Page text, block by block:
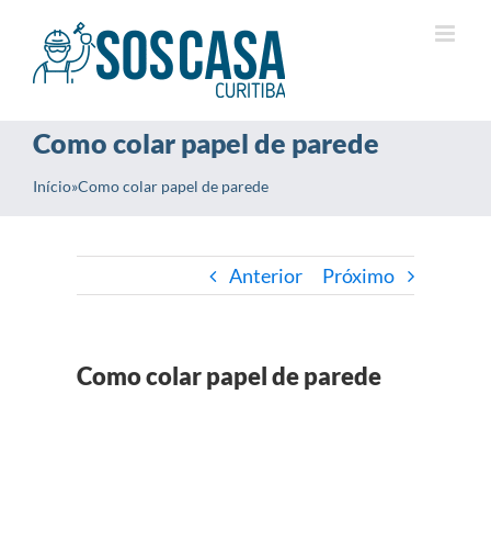
Como colar papel de parede
Início»Como colar papel de parede
Anterior Próximo
Como colar papel de parede